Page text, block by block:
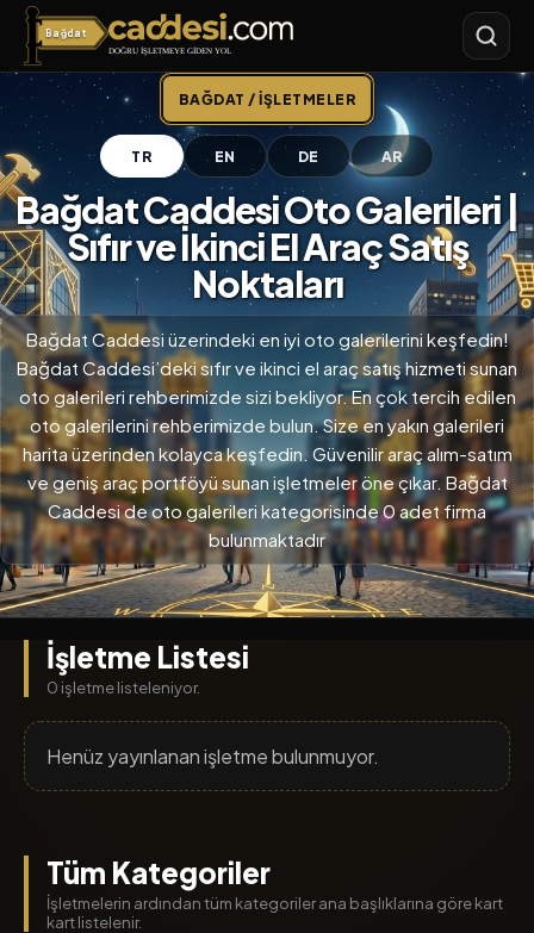
Bağdat
Bağdat Caddesi
BAĞDAT / İŞLETMELER
TR EN DE AR
Bağdat Caddesi Oto Galerileri |
Sıfır ve İkinci El Araç Satış
Noktaları
Bağdat Caddesi üzerindeki en iyi oto galerilerini keşfedin!
Bağdat Caddesi’deki sıfır ve ikinci el araç satış hizmeti sunan
oto galerileri rehberimizde sizi bekliyor. En çok tercih edilen
oto galerilerini rehberimizde bulun. Size en yakın galerileri
harita üzerinden kolayca keşfedin. Güvenilir araç alım-satım
ve geniş araç portföyü sunan işletmeler öne çıkar. Bağdat
Caddesi de oto galerileri kategorisinde 0 adet firma
bulunmaktadır
İşletme Listesi
0 işletme listeleniyor.
Henüz yayınlanan işletme bulunmuyor.
Tüm Kategoriler
İşletmelerin ardından tüm kategoriler ana başlıklarına göre kart
kart listelenir.